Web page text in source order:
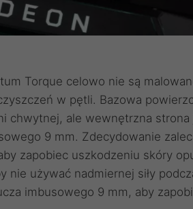
Torque celowo nie są
w pętli. Bazowa
chwytnej, ale wewnętrzna strona
9 mm. Zdecydowanie
zapobiec uszkodzeniu skóry
nie używać nadmiernej siły
imbusowego 9 mm, aby